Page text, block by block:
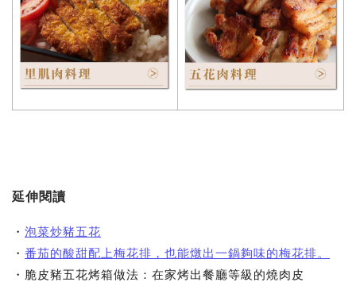
延伸閱讀
・ 泡菜炒豬五花
・ 番茄的酸甜配上梅花排，也能燉出一鍋夠味的梅花排。
・脆皮豬五花烤箱做法：在家烤出餐廳等級的燒肉皮